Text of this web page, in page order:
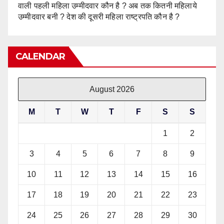
वाली पहली महिला उम्मीदवार कौन है ? अब तक कितनी महिलाये
उम्मीदवार बनी ? देश की दूसरी महिला राष्ट्रपति कौन है ?
CALENDAR
August 2026
M T W T F S S
1 2
3 4 5 6 7 8 9
10 11 12 13 14 15 16
17 18 19 20 21 22 23
24 25 26 27 28 29 30